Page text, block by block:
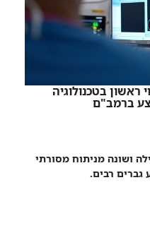
ראשון בטכנולוגיה
ברמב"ם
ושונה מניתוח מסורתי
רבים.